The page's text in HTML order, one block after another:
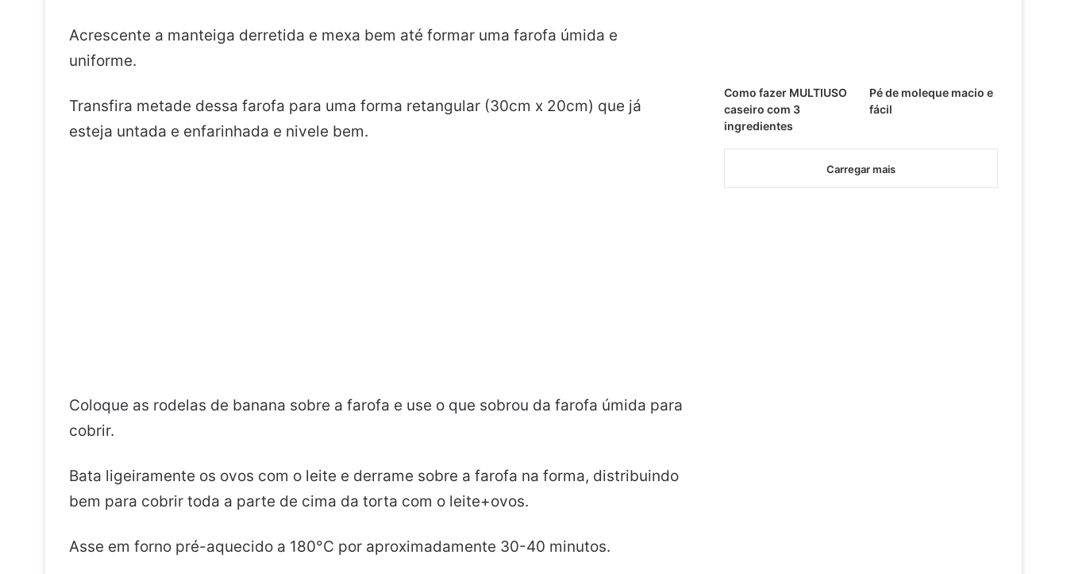
Acrescente a manteiga derretida e mexa bem até formar uma farofa úmida e
uniforme.
Transfira metade dessa farofa para uma forma retangular (30cm x 20cm) que já
esteja untada e enfarinhada e nivele bem.
Coloque as rodelas de banana sobre a farofa e use o que sobrou da farofa úmida para
cobrir.
Bata ligeiramente os ovos com o leite e derrame sobre a farofa na forma, distribuindo
bem para cobrir toda a parte de cima da torta com o leite+ovos.
Asse em forno pré-aquecido a 180°C por aproximadamente 30-40 minutos.
Como fazer MULTIUSO
caseiro com 3
ingredientes
Pé de moleque macio e
fácil
Carregar mais